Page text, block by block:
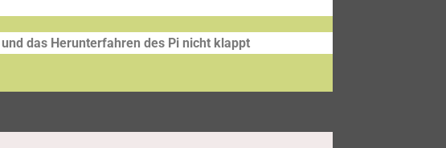
das Herunterfahren des Pi nicht klappt